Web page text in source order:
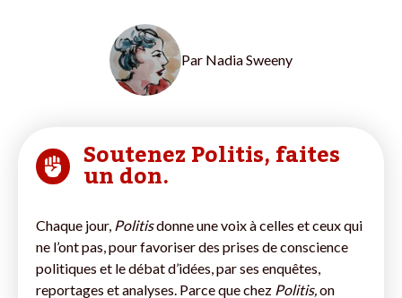
Par Nadia Sweeny
Soutenez Politis, faites
un don.
Chaque jour, Politisdonne une voix à celles et ceux qui
ne l’ont pas, pour favoriser des prises de conscience
politiques et le débat d’idées, par ses enquêtes,
reportages et analyses. Parce que chez Politis,on